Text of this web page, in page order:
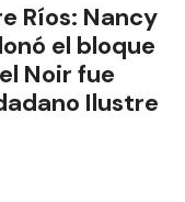
Ríos: Nancy
el bloque
Noir fue
Ilustre